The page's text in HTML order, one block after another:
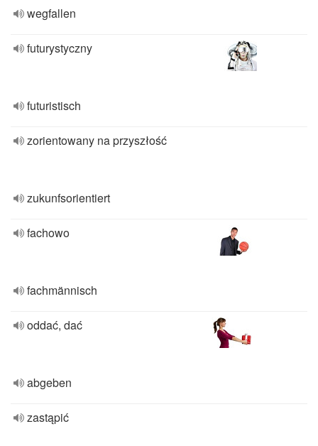
wegfallen
futurystyczny
futuristisch
zorientowany na przyszłość
zukunfsorientiert
fachowo
fachmännisch
oddać, dać
abgeben
zastąpić